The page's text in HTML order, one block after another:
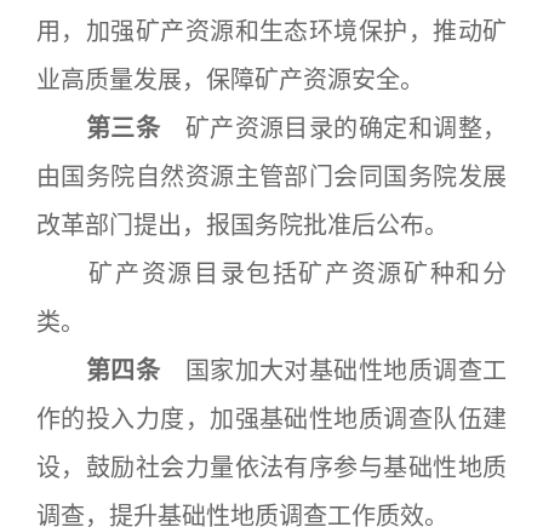
用，加强矿产资源和生态环境保护，推动矿
业高质量发展，保障矿产资源安全。
第三条 矿产资源目录的确定和调整，
由国务院自然资源主管部门会同国务院发展
改革部门提出，报国务院批准后公布。
矿产资源目录包括矿产资源矿种和分
类。
第四条 国家加大对基础性地质调查工
作的投入力度，加强基础性地质调查队伍建
设，鼓励社会力量依法有序参与基础性地质
调查，提升基础性地质调查工作质效。